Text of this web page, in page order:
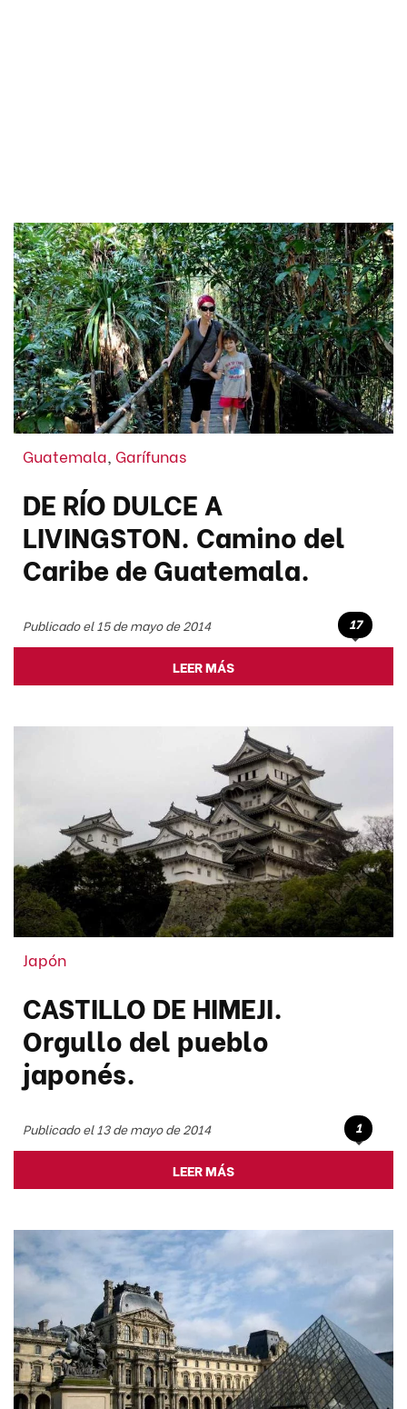
Guatemala, Garífunas
DE RÍO DULCE A
LIVINGSTON. Camino del
Caribe de Guatemala.
Publicado el 15 de mayo de 2014 17
LEER MÁS
Japón
CASTILLO DE HIMEJI.
Orgullo del pueblo
japonés.
Publicado el 13 de mayo de 2014 1
LEER MÁS